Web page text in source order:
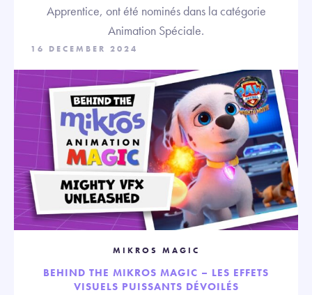
Apprentice, ont été nominés dans la catégorie
Animation Spéciale.
16 DECEMBER 2024
MIKROS MAGIC
BEHIND THE MIKROS MAGIC – LES EFFETS
VISUELS PUISSANTS DÉVOILÉS